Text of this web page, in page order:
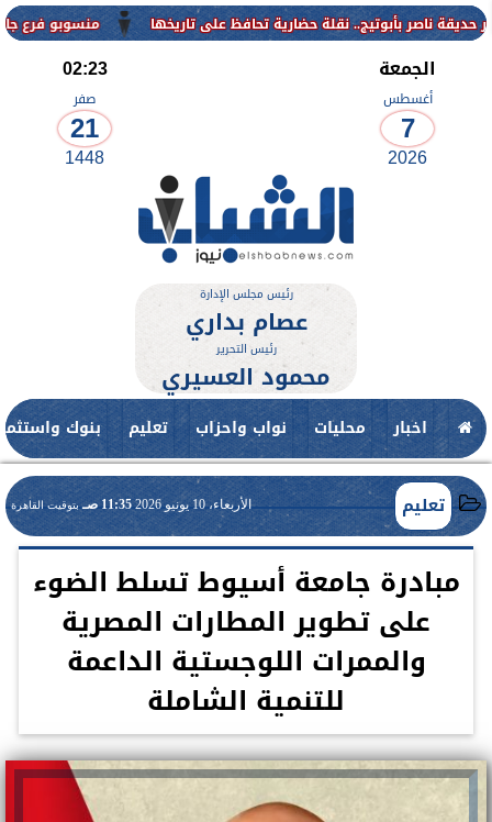
منسوبو فرع جامعة الأزهر
الجمعة
أغسطس
7
2026
02:23
صفر
21
1448
رئيس مجلس الإدارة
عصام بداري
رئيس التحرير
محمود العسيري
اخبار محليات نواب واحزاب تعليم بنوك
تعليم الأربعاء، 10 يونيو 2026 11:35 صـ بتوقيت القاهرة
مبادرة جامعة أسيوط تسلط الضوء
على تطوير المطارات المصرية
والممرات اللوجستية الداعمة
للتنمية الشاملة